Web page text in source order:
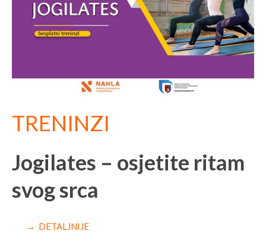
TRENINZI
Jogilates – osjetite ritam
svog srca
→ DETALJNIJE